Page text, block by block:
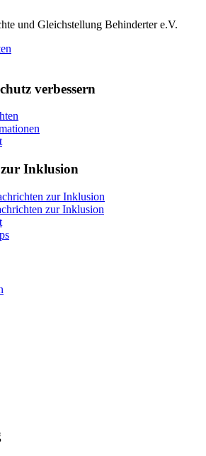
und Gleichstellung Behinderter e.V.
verbessern
Inklusion
zur Inklusion
zur Inklusion